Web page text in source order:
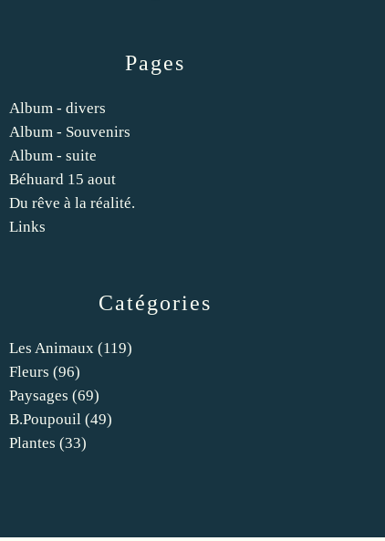
Catégories
Les Animaux (119)
Fleurs (96)
Paysages (69)
B.poupouil (49)
Plantes (33)
Pages
Album - divers
Album - Souvenirs
Album - suite
Béhuard 15 aout
Du rêve à la réalité.
Links